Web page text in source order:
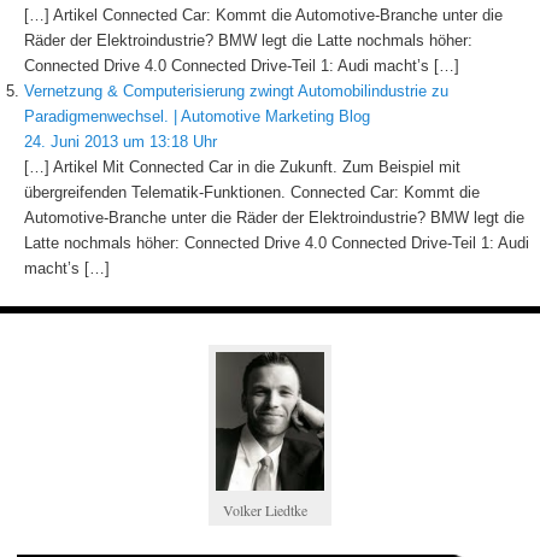
[…] Artikel Connected Car: Kommt die Automotive-Branche unter die
Räder der Elektroindustrie? BMW legt die Latte nochmals höher:
Connected Drive 4.0 Connected Drive-Teil 1: Audi macht’s […]
Vernetzung & Computerisierung zwingt Automobilindustrie zu
Paradigmenwechsel. | Automotive Marketing Blog
24. Juni 2013 um 13:18 Uhr
[…] Artikel Mit Connected Car in die Zukunft. Zum Beispiel mit
übergreifenden Telematik-Funktionen. Connected Car: Kommt die
Automotive-Branche unter die Räder der Elektroindustrie? BMW legt die
Latte nochmals höher: Connected Drive 4.0 Connected Drive-Teil 1: Audi
macht’s […]
Volker Liedtke